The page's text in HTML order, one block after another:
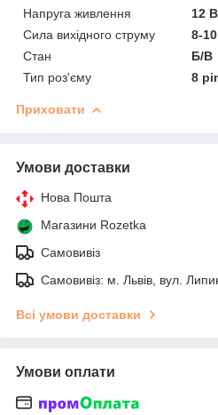
Напруга живлення
12 В
Сила вихідного струму
8-
Стан
Б/В
Тип роз'єму
8
Приховати
Умови доставки
Нова Пошта
Магазини Rozetka
Самовивіз
Самовивіз: м. Львів, вул.
Всі умови доставки
Умови оплати